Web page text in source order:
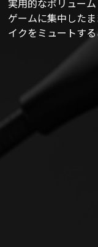
実用的なボリュー
ゲームに集中した
イクをミュートする